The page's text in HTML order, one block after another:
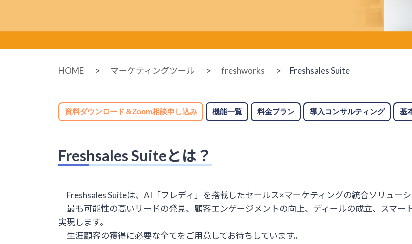
HOME > マーケティングツール > freshworks > Freshsales Suite
資料ダウンロード＆Zoom相談申し込み 機能一覧 料金プラン 導入コンサルティング 基
Freshsales Suiteとは？
Freshsales Suiteは、AI「フレディ」を搭載したセールス×マーケティングの統合ソリューシ
最も可能性の高いリードの発見、顧客エンゲージメントの向上、ディールの成立、スマー
実現します。
生涯顧客の獲得に必要な全てをご用意してお待ちしています。